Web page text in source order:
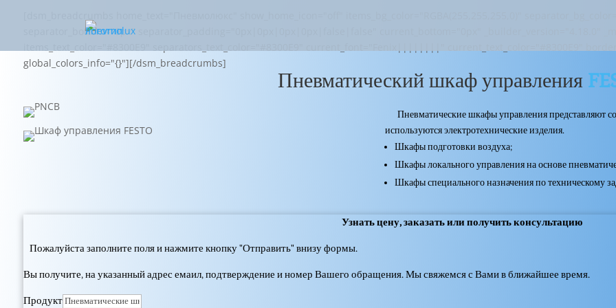
[dsm_breadcrumbs home_text="Пневмолюкс" show_home_icon="off" items_bg_color="RGBA(255,255,255,0)"
separator_bottom="0px" separator_padding="0px|0px|0px|0px|false|false" current_bottom="0px"
items_text_color="#8300E9" separators_text_color="#8300E9" current_font="Fenix||||||||" current_text_color="#8300E9"
global_colors_info="{}"][/dsm_breadcrumbs]
Пневматический шкаф управления
Пневматические шкафы управления представляют
используются электротехнические изделия.
Шкафы подготовки воздуха;
Шкафы локального управления на основе
Шкафы специального назначения по техническому
Узнать цену, заказать или получить консультацию
Пожалуйста заполните поля и нажмите кнопку "Отправить" внизу формы.
Вы получите, на указанный адрес емаил, подтверждение и номер Вашего обращения. Мы свяжемся с Вами в ближайшее время.
Продукт